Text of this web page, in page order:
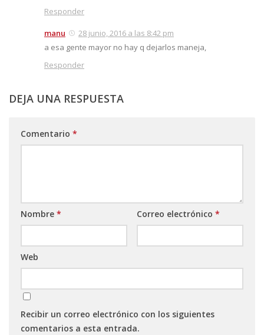
Responder
manu
28 junio, 2016 a las 8:42 pm
a esa gente mayor no hay q dejarlos maneja,
Responder
DEJA UNA RESPUESTA
Comentario *
Nombre * Correo electrónico *
Web
Recibir un correo electrónico con los siguientes
comentarios a esta entrada.